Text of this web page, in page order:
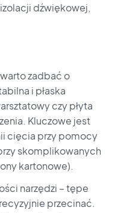
dźwiękowej,
zadbać o
i płaska
czy płyta
Kluczowe jest
cięcia przy pomocy
skomplikowanych
kartonowe).
narzędzi – tępe
przecinać.